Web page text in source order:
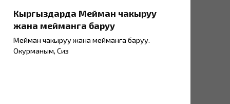
Кыргыздарда Мейман чакыруу
жана мейманга баруу
Мейман чакыруу жана мейманга баруу.
Окурманым, Сиз